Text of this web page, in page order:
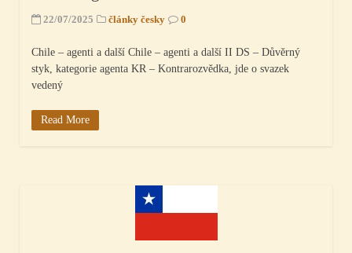
22/07/2025 články česky 0
Chile – agenti a další Chile – agenti a další II DS – Důvěrný
styk, kategorie agenta KR – Kontrarozvědka, jde o svazek
vedený
Read More